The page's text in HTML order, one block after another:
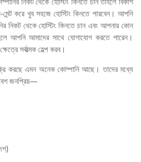
করে খুব সহজে হোস্টিং কিনতে পারবেন। আপনি
নিকট থেকে হোস্টিং কিনতে চান এবং আপনার কোন
আপনি আমাদের সাথে যোগাযোগ করতে পারেন।
সর্বাত্মক হেল্প করব।
করছে এমন অনেক কোম্পানি আছে। তাদের মধ্যে
জনপ্রিয়—